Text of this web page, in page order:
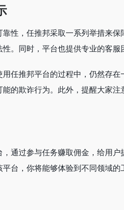
性，任推邦采取一系列举措来
。同时，平台也提供专业的客服
任推邦平台的过程中，仍然存
的欺诈行为。此外，提醒大家
通过参与任务赚取佣金，给用
台，你将能够体验到不同领域的